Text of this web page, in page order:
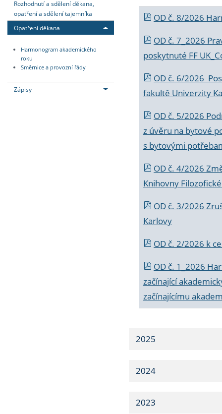
Rozhodnutí a sdělení děkana,
opatření a sdělení tajemníka
Opatření děkana
Harmonogram akademického
roku
Směrnice a provozní řády
Zápisy
OD č. 8/2026
OD č. 7_2026
poskytnuté FF
OD č. 6/2026
fakultě Univerzity
OD č. 5/2026
z úvěru na bytové
s bytovými
OD č. 4/2026
Knihovny
OD č. 3/2026
Karlovy
OD č. 2/2026 k
OD č. 1_2026
začínající
začínajícímu
2025
2024
2023